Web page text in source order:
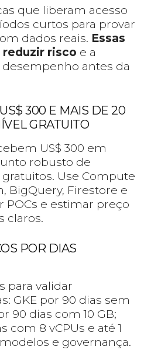
que liberam acesso
curtos para provar
dados reais. Essas
risco e a
antes da
300 E MAIS DE 20
GRATUITO
US$ 300 em
robusto de
Use Compute
BigQuery, Firestore e
POCs e estimar preço
claros.
POR DIAS
para validar
GKE por 90 dias sem
90 dias com 10 GB;
com 8 vCPUs e até 1
e governança.